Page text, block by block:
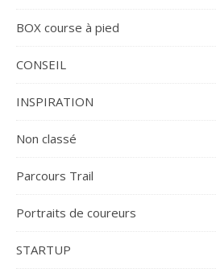
BOX course à pied
CONSEIL
INSPIRATION
Non classé
Parcours Trail
Portraits de coureurs
STARTUP